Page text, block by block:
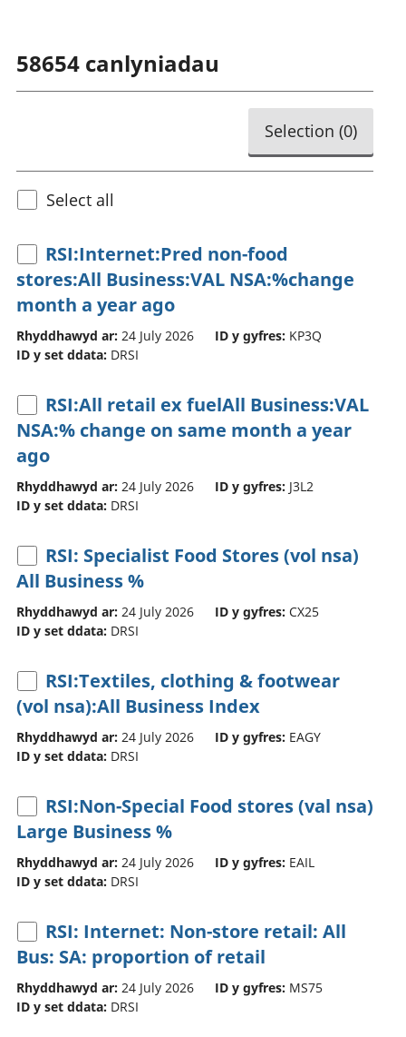
58654 canlyniadau
Selection (0)
Select all
RSI:Internet:Pred non-food
stores:All Business:VAL NSA:%change
month a year ago
Rhyddhawyd ar: 24 July 2026 ID y gyfres: KP3Q
ID y set ddata: DRSI
RSI:All retail ex fuelAll Business:VAL
NSA:% change on same month a year
ago
Rhyddhawyd ar: 24 July 2026 ID y gyfres: J3L2
ID y set ddata: DRSI
RSI: Specialist Food Stores (vol nsa)
All Business %
Rhyddhawyd ar: 24 July 2026 ID y gyfres: CX25
ID y set ddata: DRSI
RSI:Textiles, clothing & footwear
(vol nsa):All Business Index
Rhyddhawyd ar: 24 July 2026 ID y gyfres: EAGY
ID y set ddata: DRSI
RSI:Non-Special Food stores (val nsa)
Large Business %
Rhyddhawyd ar: 24 July 2026 ID y gyfres: EAIL
ID y set ddata: DRSI
RSI: Internet: Non-store retail: All
Bus: SA: proportion of retail
Rhyddhawyd ar: 24 July 2026 ID y gyfres: MS75
ID y set ddata: DRSI